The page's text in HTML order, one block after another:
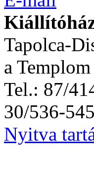
Tapolca-
a
Tel.: 87/
30/536-
Nyitva